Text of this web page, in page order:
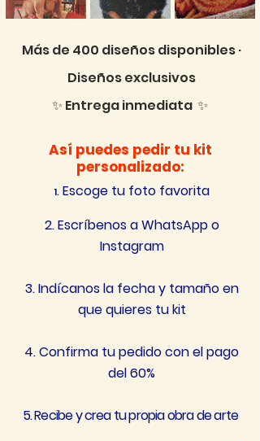
Más de 400 diseños disponibles ·
Diseños exclusivos
✨ Entrega inmediata ✨
Así puedes pedir tu kit
personalizado:
1. Escoge tu foto favorita
2. Escríbenos a WhatsApp o
Instagram​
3. Indícanos la fecha y tamaño en
que quieres tu kit​
4. Confirma tu pedido con el pago
del 60%
5. Recibe y crea tu propia obra de arte